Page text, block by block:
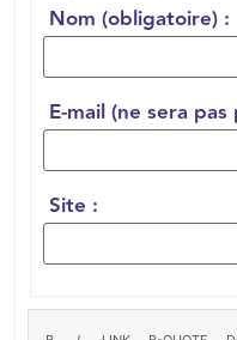
Nom (obligatoire) :
E-mail (ne sera
Site :